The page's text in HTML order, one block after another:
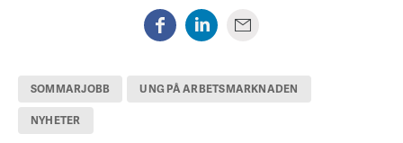
SOMMARJOBB UNG PÅ ARBETSMARKNADEN
NYHETER